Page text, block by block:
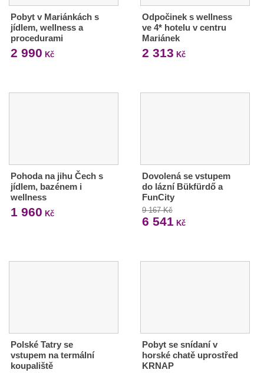
Pobyt v Mariánkách s
jídlem, wellness a
procedurami
2 990 Kč
Odpočinek s wellness
ve 4* hotelu v centru
Mariánek
2 313 Kč
Pohoda na jihu Čech s
jídlem, bazénem i
wellness
1 960 Kč
Dovolená se vstupem
do lázní Bükfürdő a
FunCity
9 167 Kč
6 541 Kč
Polské Tatry se
vstupem na termální
koupaliště
Pobyt se snídaní v
horské chatě uprostřed
KRNAP